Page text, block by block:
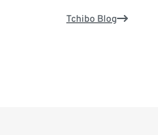
Tchibo Blog